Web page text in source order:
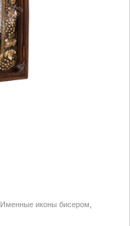
Именные иконы бисером